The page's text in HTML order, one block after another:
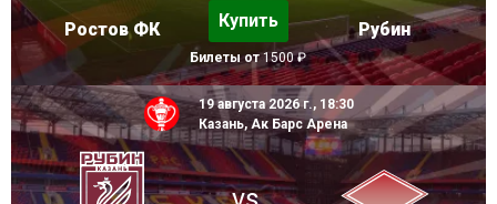
Ростов ФК Купить
Билеты от1500 ₽
Рубин
19 августа 2026 г., 18:30
Казань, Ак Барс Арена